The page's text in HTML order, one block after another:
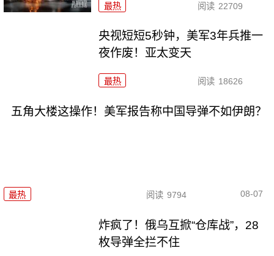
最热 阅读 22709
央视短短5秒钟，美军3年兵推一
夜作废！亚太变天
最热 阅读 18626
五角大楼这操作！美军报告称中国导弹不如伊朗？
最热 阅读 9794 08-07
炸疯了！俄乌互掀“仓库战”，28
枚导弹全拦不住